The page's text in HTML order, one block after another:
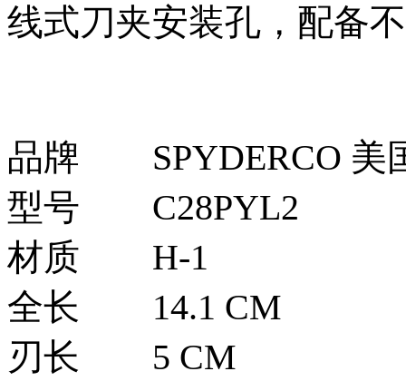
线式刀夹安装孔，配备
品牌
SPYDERCO 美
型号
C28PYL2
材质
H-1
全长
14.1 CM
刃长
5 CM